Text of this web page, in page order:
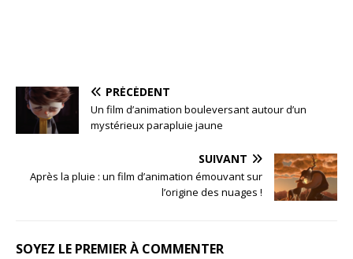
PRÉCÉDENT
Un film d’animation bouleversant autour d’un
mystérieux parapluie jaune
SUIVANT
Après la pluie : un film d’animation émouvant sur
l’origine des nuages !
SOYEZ LE PREMIER À COMMENTER